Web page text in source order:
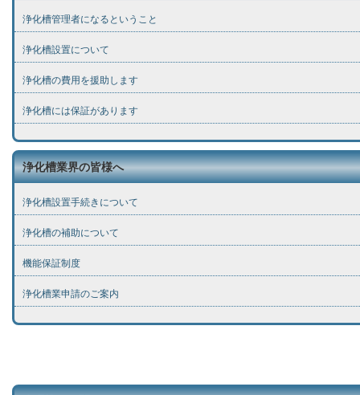
浄化槽管理者になるということ
浄化槽設置について
浄化槽の費用を援助します
浄化槽には保証があります
浄化槽業界の皆様へ
浄化槽設置手続きについて
浄化槽の補助について
機能保証制度
浄化槽業申請のご案内